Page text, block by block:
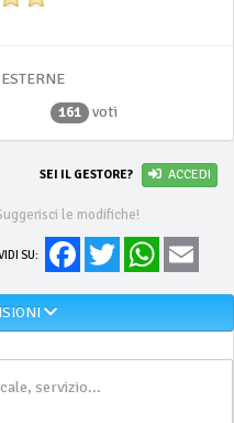
161 voti
SEI IL GESTORE? ACCEDI
le modifiche!
SU:
FacebookTwitter WhatsApp